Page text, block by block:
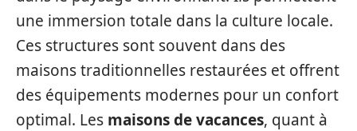
une immersion totale dans la culture locale.
Ces structures sont souvent dans des
maisons traditionnelles restaurées et offrent
des équipements modernes pour un confort
optimal. Les maisons de vacances, quant à